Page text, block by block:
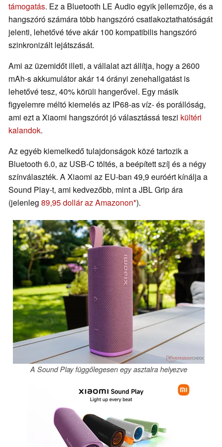
támogatás. Ez a Bluetooth LE Audio egyik jellemzője, és a
hangszóró számára több hangszóró csatlakoztathatóságát
jelenti, lehetővé téve akár 100 kompatibilis hangszóró
szinkronizált lejátszását.
Ami az üzemidőt illeti, a vállalat azt állítja, hogy a 2600
mAh-s akkumulátor akár 14 órányi zenehallgatást is
lehetővé tesz, 40% körüli hangerővel. Egy másik
figyelemre méltó kiemelés az IP68-as víz- és porállóság,
ami ezt a Xiaomi hangszórót jó választássá teszi kültéri
kalandok.
Az egyéb kiemelkedő tulajdonságok közé tartozik a
Bluetooth 6.0, az USB-C töltés, a beépített szíj és a négy
színválaszték. A Xiaomi az EU-ban 49,9 euróért kínálja a
Sound Play-t, ami kedvezőbb, mint a JBL Grip ára
(jelenleg 89,95 dollár az Amazonon ).
A Sound Play függőlegesen egy asztalra helyezve